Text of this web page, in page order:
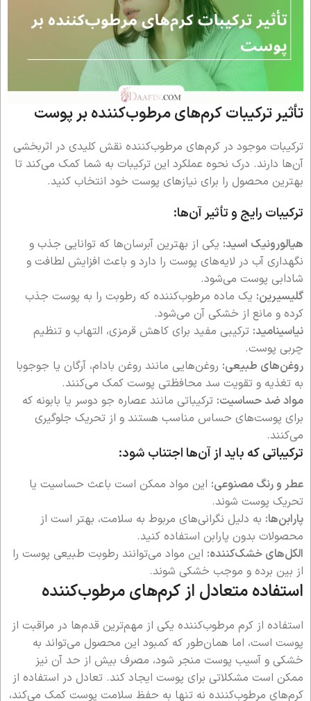
تأثیر ترکیبات کرم‌های مرطوب‌کننده بر پوست
ترکیبات موجود در کرم‌های مرطوب‌کننده نقش کلیدی در اثربخشی
آن‌ها دارند. درک نحوه عملکرد این ترکیبات به شما کمک می‌کند تا
بهترین محصول را برای نیازهای پوست خود انتخاب کنید.
ترکیبات رایج و تأثیر آن‌ها:
هیالورونیک اسید: یکی از بهترین آبرسان‌ها که توانایی جذب و
نگهداری آب در لایه‌های پوست را دارد و باعث افزایش لطافت و
شادابی پوست می‌شود.
گلیسیرین: یک ماده مرطوب‌کننده که رطوبت را به پوست جذب
کرده و مانع از خشکی آن می‌شود.
نیاسینامید: ترکیبی مفید برای کاهش قرمزی، التهاب و تنظیم
چربی پوست.
روغن‌های طبیعی: روغن‌هایی مانند روغن بادام، آرگان یا جوجوبا
به تغذیه و تقویت سد محافظتی پوست کمک می‌کنند.
مواد ضد حساسیت: ترکیباتی مانند عصاره جو دوسر یا بابونه که
برای پوست‌های حساس مناسب هستند و از تحریک جلوگیری
می‌کنند.
ترکیباتی که باید از آن‌ها اجتناب شود:
عطر و رنگ مصنوعی: این مواد ممکن است باعث حساسیت یا
تحریک پوست شوند.
پارابن‌ها: به دلیل نگرانی‌های مربوط به سلامت، بهتر است از
محصولات بدون پارابن استفاده کنید.
الکل‌های خشک‌کننده: این مواد می‌توانند رطوبت طبیعی پوست را
از بین برده و موجب خشکی شوند.
استفاده متعادل از کرم‌های مرطوب‌کننده
استفاده از کرم مرطوب‌کننده یکی از مهم‌ترین قدم‌ها در مراقبت از
پوست است، اما همان‌طور که کمبود این محصول می‌تواند به
خشکی و آسیب پوست منجر شود، مصرف بیش از حد آن نیز
ممکن است مشکلاتی برای پوست ایجاد کند. تعادل در استفاده از
کرم‌های مرطوب‌کننده نه تنها به حفظ سلامت پوست کمک می‌کند،